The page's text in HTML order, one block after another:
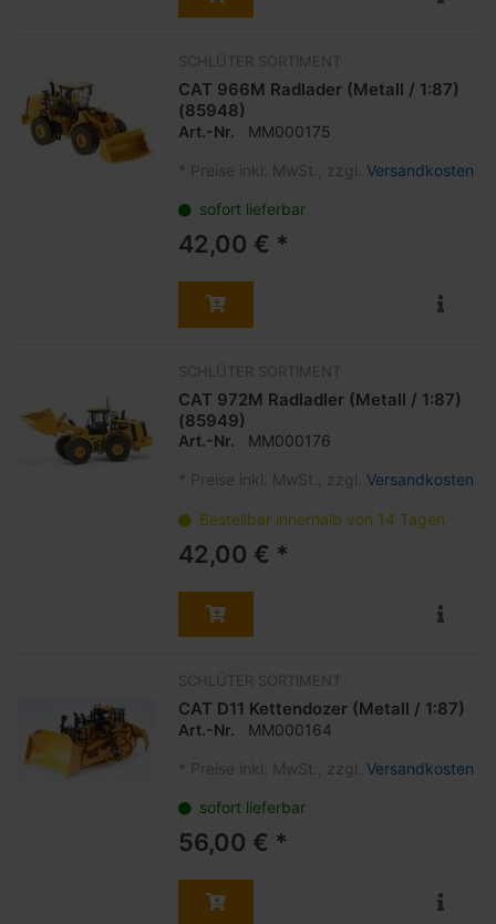
SCHLÜTER SORTIMENT
CAT 966M Radlader (Metall / 1:87)
(85948)
Art.-Nr. MM000175
* Preise inkl. MwSt., zzgl. Versandkosten
sofort lieferbar
42,00 € *
SCHLÜTER SORTIMENT
CAT 972M Radladler (Metall / 1:87)
(85949)
Art.-Nr. MM000176
* Preise inkl. MwSt., zzgl. Versandkosten
Bestellbar innerhalb von 14 Tagen
42,00 € *
SCHLÜTER SORTIMENT
CAT D11 Kettendozer (Metall / 1:87)
Art.-Nr. MM000164
* Preise inkl. MwSt., zzgl. Versandkosten
sofort lieferbar
56,00 € *